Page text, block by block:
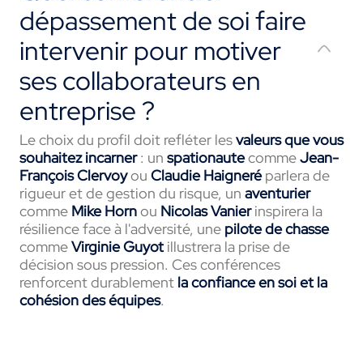
dépassement de soi faire
intervenir pour motiver
ses collaborateurs en
entreprise ?
Le choix du profil doit refléter lesvaleurs que vous
souhaitez incarner: un spationautecommeJean-
François Clervoyou Claudie Haigneréparlera de
rigueur et de gestion du risque, un aventurier
comme Mike Hornou Nicolas Vanierinspirera la
résilience face à l'adversité, une pilote de chasse
commeVirginie Guyot illustrera la prise de
décision sous pression. Ces conférences
renforcent durablement la confiance en soi et la
cohésion des équipes.